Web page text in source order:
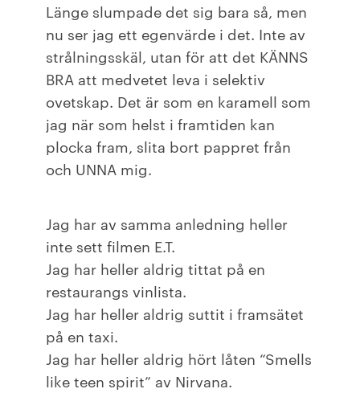
Länge slumpade det sig bara så, men
nu ser jag ett egenvärde i det. Inte av
strålningsskäl, utan för att det KÄNNS
BRA att medvetet leva i selektiv
ovetskap. Det är som en karamell som
jag när som helst i framtiden kan
plocka fram, slita bort pappret från
och UNNA mig.
Jag har av samma anledning heller
inte sett filmen E.T.
Jag har heller aldrig tittat på en
restaurangs vinlista.
Jag har heller aldrig suttit i framsätet
på en taxi.
Jag har heller aldrig hört låten “Smells
like teen spirit” av Nirvana.